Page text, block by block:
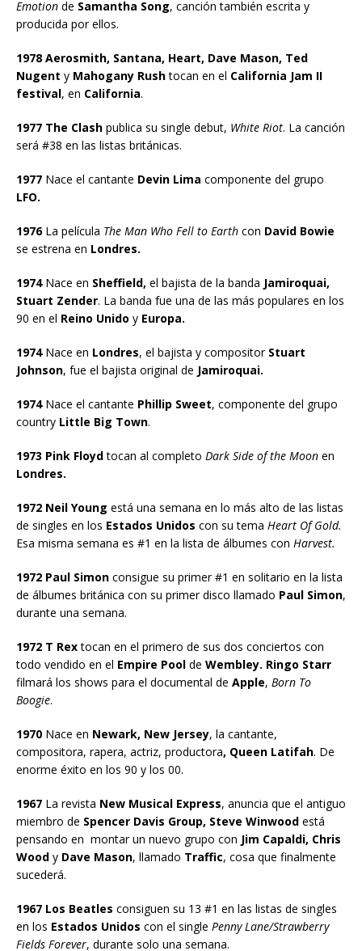
Emotion de Samantha Song, canción también escrita y
producida por ellos.
1978 Aerosmith, Santana, Heart, Dave Mason, Ted
Nugent y Mahogany Rushtocan en el California Jam II
festival, en California.
1977 The Clash publica su single debut, White Riot. La canción
será #38 en las listas británicas.
1977 Nace el cantante Devin Lima componente del grupo
LFO.
1976La película The Man Who Fell to Earth con David Bowie
se estrena en Londres.
1974Nace en Sheffield, el bajista de la banda Jamiroquai,
Stuart Zender. La banda fue una de las más populares en los
90 en el Reino Unido y Europa.
1974Nace en Londres, el bajista y compositor Stuart
Johnson, fue el bajista original de Jamiroquai.
1974Nace el cantante Phillip Sweet, componente del grupo
country Little Big Town.
1973 Pink Floydtocan al completo Dark Side of the Moon en
Londres.
1972 Neil Young está una semana en lo más alto de las listas
de singles en los Estados Unidos con su tema Heart Of Gold.
Esa misma semana es #1 en la lista de álbumes con Harvest.
1972 Paul Simon consigue su primer #1 en solitario en la lista
de álbumes británica con su primer disco llamado Paul Simon,
durante una semana.
1972 T Rextocan en el primero de sus dos conciertos con
todo vendido en el Empire Pool de Wembley. Ringo Starr
filmará los shows para el documental de Apple, Born To
Boogie.
1970 Nace en Newark, New Jersey, la cantante,
compositora, rapera, actriz, productora, Queen Latifah. De
enorme éxito en los 90 y los 00.
1967 La revista New Musical Express, anuncia que el antiguo
miembro de Spencer Davis Group, Steve Winwood está
pensando en montar un nuevo grupo con Jim Capaldi, Chris
Wood y Dave Mason, llamado Traffic, cosa que finalmente
sucederá.
1967 Los Beatles consiguen su 13 #1 en las listas de singles
en los Estados Unidos con el single Penny Lane/Strawberry
Fields Forever, durante solo una semana.